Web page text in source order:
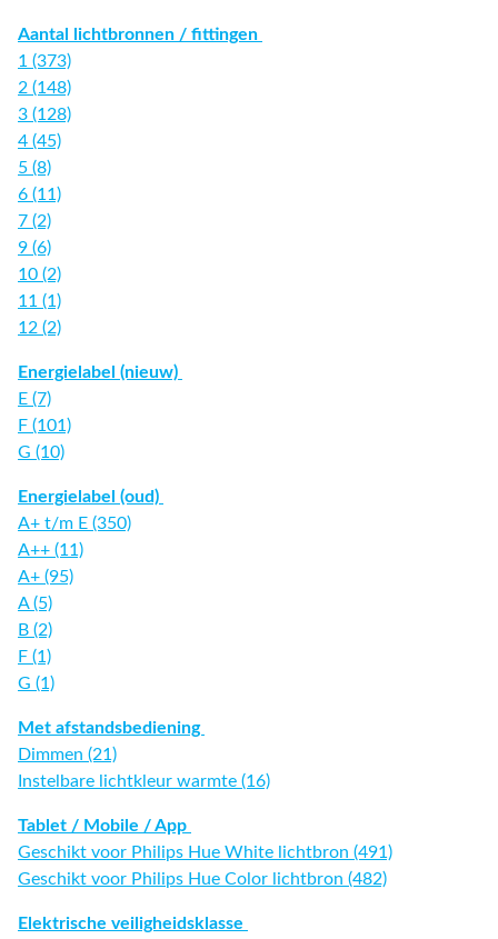
Aantal lichtbronnen / fittingen
1 (373)
2 (148)
3 (128)
4 (45)
5 (8)
6 (11)
7 (2)
9 (6)
10 (2)
11 (1)
12 (2)
Energielabel (nieuw)
E (7)
F (101)
G (10)
Energielabel (oud)
A+ t/m E (350)
A++ (11)
A+ (95)
A (5)
B (2)
F (1)
G (1)
Met afstandsbediening
Dimmen (21)
Instelbare lichtkleur warmte (16)
Tablet / Mobile / App
Geschikt voor Philips Hue White lichtbron (491)
Geschikt voor Philips Hue Color lichtbron (482)
Elektrische veiligheidsklasse